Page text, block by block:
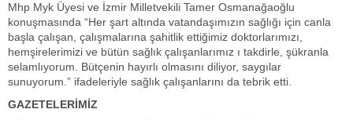
Mhp Myk Üyesi ve İzmir Milletvekili Tamer Osmanağaoğlu
konuşmasında “Her şart altında vatandaşımızın sağlığı için canla
başla çalışan, çalışmalarına şahitlik ettiğimiz doktorlarımızı,
hemşirelerimizi ve bütün sağlık çalışanlarımız ı takdirle, şükranla
selamlıyorum. Bütçenin hayırlı olmasını diliyor, saygılar
sunuyorum.” ifadeleriyle sağlık çalışanlarını da tebrik etti.
GAZETELERİMİZ